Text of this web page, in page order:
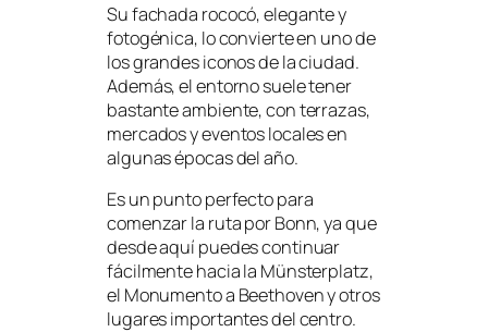
Su fachada rococó, elegante y
fotogénica, lo convierte en uno de
los grandes iconos de la ciudad.
Además, el entorno suele tener
bastante ambiente, con terrazas,
mercados y eventos locales en
algunas épocas del año.
Es un punto perfecto para
comenzar la ruta por Bonn, ya que
desde aquí puedes continuar
fácilmente hacia la Münsterplatz,
el Monumento a Beethoven y otros
lugares importantes del centro.